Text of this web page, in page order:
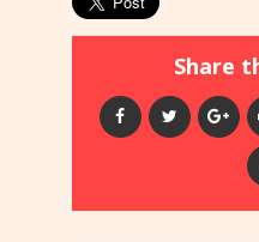
Share